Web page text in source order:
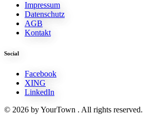
Impressum
Datenschutz
AGB
Kontakt
Social
Facebook
XING
LinkedIn
© 2026 by YourTown . All rights reserved.